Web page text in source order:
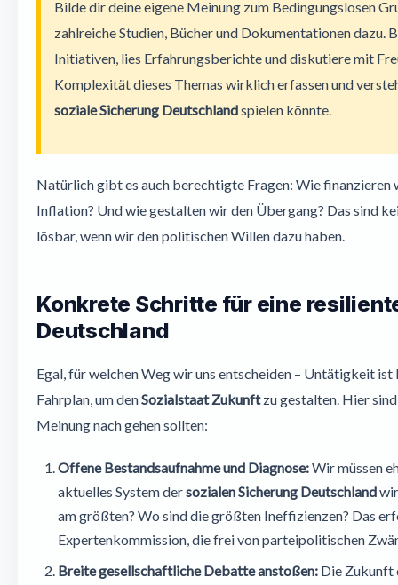
Bilde dir deine eigene Meinung zum Bedingungslosen
zahlreiche Studien, Bücher und Dokumentationen dazu.
Initiativen, lies Erfahrungsberichte und diskutiere mit
Komplexität dieses Themas wirklich erfassen und
soziale Sicherung Deutschlandspielen könnte.
Natürlich gibt es auch berechtigte Fragen: Wie finanzieren
Inflation? Und wie gestalten wir den Übergang? Das sind
lösbar, wenn wir den politischen Willen dazu haben.
Konkrete Schritte für eine
Deutschland
Egal, für welchen Weg wir uns entscheiden – Untätigkeit
Fahrplan, um denSozialstaat Zukunftzu gestalten. Hier
Meinung nach gehen sollten:
Offene Bestandsaufnahme und Diagnose:Wir müssen
aktuelles System dersozialen Sicherung Deutschland
am größten? Wo sind die größten Ineffizienzen? Das
Expertenkommission, die frei von parteipolitischen
Breite gesellschaftliche Debatte anstoßen: Die Zukunft